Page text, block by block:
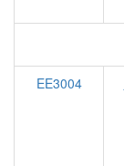
EE3004